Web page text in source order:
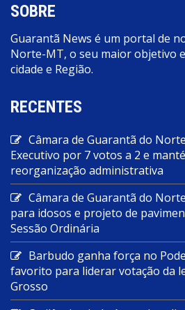
SOBRE
Guarantã News é um portal de
Norte-MT, o seu maior objetivo
cidade e Região.
RECENTES
Câmara de Guarantã do
Executivo por 7 votos a 2 e
reorganização administrativa
Câmara de Guarantã do
para idosos e projeto de
Sessão Ordinária
Barbudo ganha força no
favorito para liderar votação da
Grosso